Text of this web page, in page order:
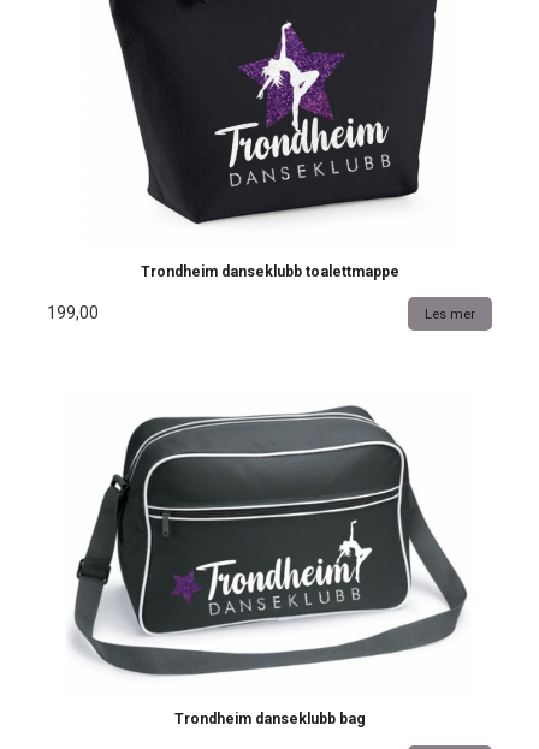
Trondheim danseklubb toalettmappe
199,00 Les mer
Trondheim danseklubb bag